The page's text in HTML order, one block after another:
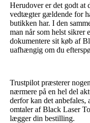
Herudover er det godt at
vedtægter gældende for
butikken har. I den
man når som helst sikrer
dokumentere sit køb af
uafhængig om du
Trustpilot præsterer
nærmere på en hel del
derfor kan det anbefales,
omtaler af Black Laser
lægger din bestilling.